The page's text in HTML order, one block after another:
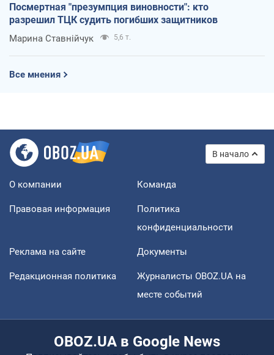
Посмертная "презумпция виновности": кто
разрешил ТЦК судить погибших защитников
Марина Ставнійчук 5,6 т.
Все мнения
В начало
О компании Команда
Правовая информация
Политика
конфиденциальности
Реклама на сайте Документы
Редакционная политика
Журналисты OBOZ.UA на
месте событий
OBOZ.UA в Google News